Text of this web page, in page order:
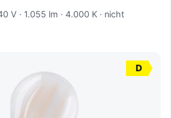
V · 1.055 lm · 4.000 K · nicht
D